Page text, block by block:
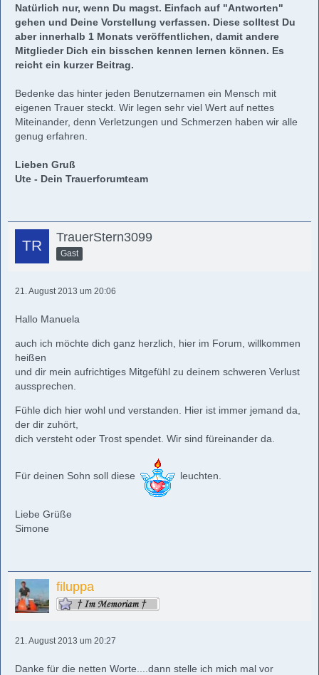
Natürlich nur, wenn Du magst. Einfach auf "Antworten"
gehen und Deine Vorstellung verfassen. Diese solltest Du
aber innerhalb 1 Monats veröffentlichen, damit andere
Mitglieder Dich ein bisschen kennen lernen können. Es
reicht ein kurzer Beitrag.
Bedenke das hinter jeden Benutzernamen ein Mensch mit
eigenen Trauer steckt. Wir legen sehr viel Wert auf nettes
Miteinander, denn Verletzungen und Schmerzen haben wir alle
genug erfahren.
Lieben Gruß
Ute - Dein Trauerforumteam
TrauerStern3099
Gast
21. August 2013 um 20:06
Hallo Manuela
auch ich möchte dich ganz herzlich, hier im Forum, willkommen
heißen
und dir mein aufrichtiges Mitgefühl zu deinem schweren Verlust
aussprechen.
Fühle dich hier wohl und verstanden. Hier ist immer jemand da,
der dir zuhört,
dich versteht oder Trost spendet. Wir sind füreinander da.
Für deinen Sohn soll diese leuchten.
Liebe Grüße
Simone
filuppa
21. August 2013 um 20:27
Danke für die netten Worte....dann stelle ich mich mal vor